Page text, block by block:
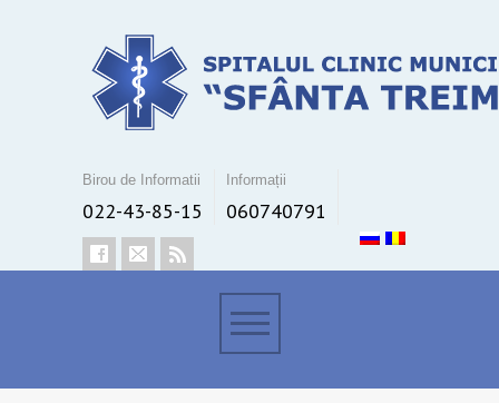
Birou de Informatii
022-43-85-15
Informații
060740791